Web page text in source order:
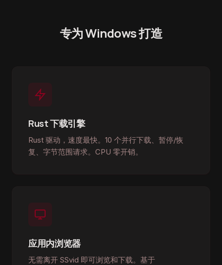
专为 Windows 打造
Rust 下载引擎
Rust 驱动，速度最快。10 个并行下载、暂停/恢
复、字节范围请求。CPU 零开销。
应用内浏览器
无需离开 SSvid 即可浏览和下载。基于